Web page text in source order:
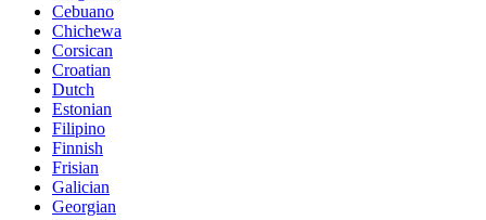
Cebuano
Chichewa
Corsican
Croatian
Dutch
Estonian
Filipino
Finnish
Frisian
Galician
Georgian